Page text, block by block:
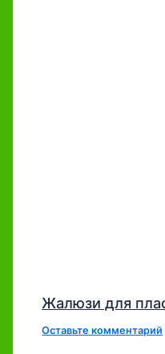
Жалюзи для
Оставьте комментарий